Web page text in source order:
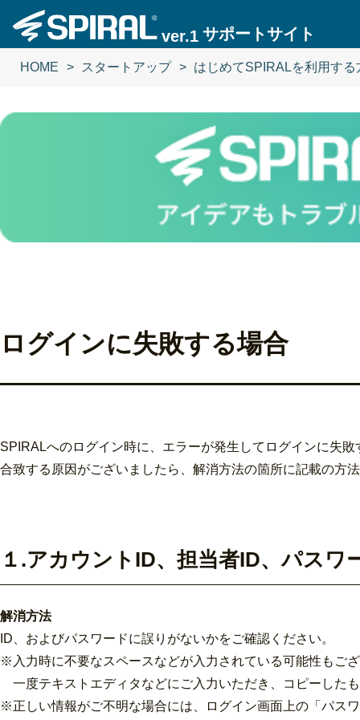
ver.1 サポートサイト
HOME スタートアップ はじめてSPIRALを利用する
ログインに失敗する場合
SPIRALへのログイン時に、エラーが発生してログインに失
合致する原因がございましたら、解消方法の箇所に記載の方
１.アカウントID、担当者ID、パス
解消方法
ID、およびパスワードに誤りがないかをご確認ください。
※入力時に不要なスペースなどが入力されている可能性もご
一度テキストエディタなどにご入力いただき、コピーした
※正しい情報がご不明な場合には、ログイン画面上の「パス